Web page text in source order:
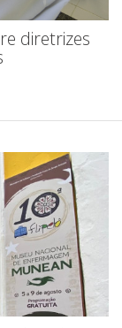
diretrizes